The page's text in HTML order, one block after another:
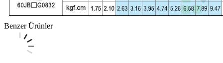
Benzer Ürünler